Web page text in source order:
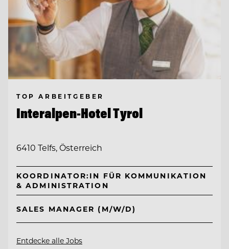
TOP ARBEITGEBER
Interalpen-Hotel Tyrol
6410 Telfs, Österreich
KOORDINATOR:IN FÜR KOMMUNIKATION
& ADMINISTRATION
SALES MANAGER (M/W/D)
Entdecke alle Jobs